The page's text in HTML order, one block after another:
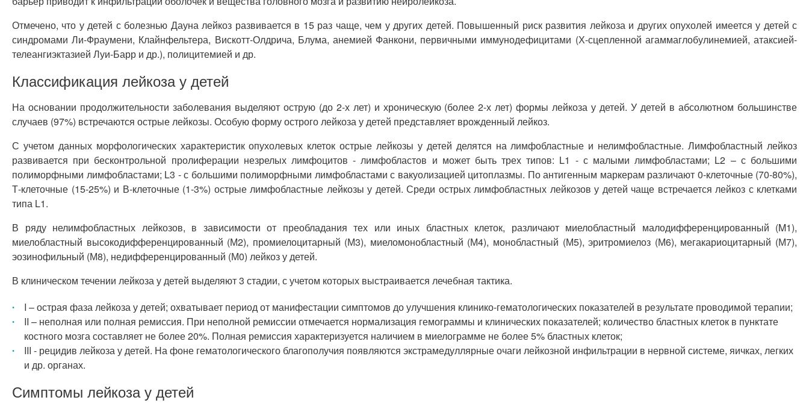
Отмечено, что у детей с болезнью Дауна лейкоз развивается в 15 раз чаще, чем у других детей. Повышенный риск развития лейкоза и других опухолей имеется у детей с
синдромами Ли-Фраумени, Клайнфельтера, Вискотт-Олдрича, Блума, анемией Фанкони, первичными иммунодефицитами (Х-сцепленной агаммаглобулинемией, атаксией-
телеангиэктазией Луи-Барр и др.), полицитемией и др.
Классификация лейкоза у детей
На основании продолжительности заболевания выделяют острую (до 2-х лет) и хроническую (более 2-х лет) формы лейкоза у детей. У детей в абсолютном большинстве
случаев (97%) встречаются острые лейкозы. Особую форму острого лейкоза у детей представляет врожденный лейкоз.
С учетом данных морфологических характеристик опухолевых клеток острые лейкозы у детей делятся на лимфобластные и нелимфобластные. Лимфобластный лейкоз
развивается при бесконтрольной пролиферации незрелых лимфоцитов - лимфобластов и может быть трех типов: L1 - с малыми лимфобластами; L2 – с большими
полиморфными лимфобластами; L3 - с большими полиморфными лимфобластами с вакуолизацией цитоплазмы. По антигенным маркерам различают 0-клеточные (70-80%),
Т-клеточные (15-25%) и В-клеточные (1-3%) острые лимфобластные лейкозы у детей. Среди острых лимфобластных лейкозов у детей чаще встречается лейкоз с клетками
типа L1.
В ряду нелимфобластных лейкозов, в зависимости от преобладания тех или иных бластных клеток, различают миелобластный малодифференцированный (M1),
миелобластный высокодифференцированный (М2), промиелоцитарный (М3), миеломонобластный (М4), монобластный (М5), эритромиелоз (М6), мегакариоцитарный (М7),
эозинофильный (М8), недифференцированный (М0) лейкоз у детей.
В клиническом течении лейкоза у детей выделяют 3 стадии, с учетом которых выстраивается лечебная тактика.
I – острая фаза лейкоза у детей; охватывает период от манифестации симптомов до улучшения клинико-гематологических показателей в результате проводимой терапии;
II – неполная или полная ремиссия. При неполной ремиссии отмечается нормализация гемограммы и клинических показателей; количество бластных клеток в пунктате
костного мозга составляет не более 20%. Полная ремиссия характеризуется наличием в миелограмме не более 5% бластных клеток;
III - рецидив лейкоза у детей. На фоне гематологического благополучия появляются экстрамедуллярные очаги лейкозной инфильтрации в нервной системе, яичках, легких
и др. органах.
Симптомы лейкоза у детей